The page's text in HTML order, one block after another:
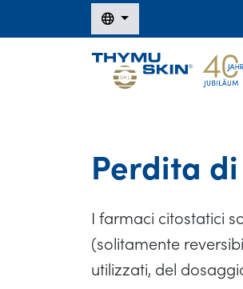
Perdita
I farmaci citostatici
(solitamente
utilizzati, del